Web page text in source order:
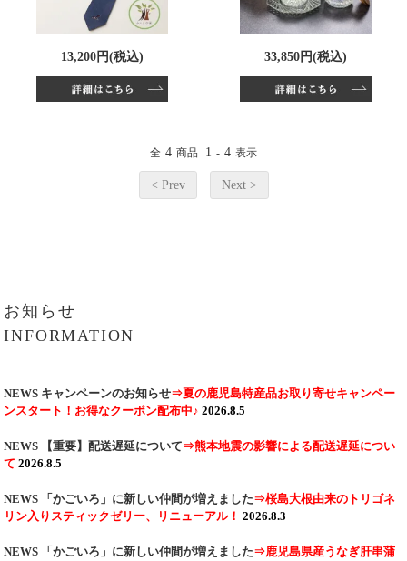
13,200円(税込) 33,850円(税込)
全 4 商品 1 - 4 表示
< Prev Next >
お知らせ
INFORMATION
NEWS キャンペーンのお知らせ⇒夏の鹿児島特産品お取り寄せキャンペー
ンスタート！お得なクーポン配布中♪ 2026.8.5
NEWS 【重要】配送遅延について⇒熊本地震の影響による配送遅延につい
て 2026.8.5
NEWS 「かごいろ」に新しい仲間が増えました⇒桜島大根由来のトリゴネ
リン入りスティックゼリー、リニューアル！ 2026.8.3
NEWS 「かごいろ」に新しい仲間が増えました⇒鹿児島県産うなぎ肝串蒲